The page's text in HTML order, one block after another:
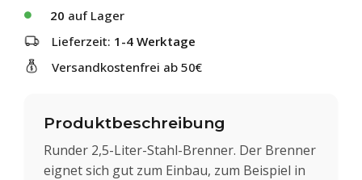
20 auf Lager
Lieferzeit: 1-4 Werktage
Versandkostenfrei ab 50€
Produktbeschreibung
Runder 2,5-Liter-Stahl-Brenner. Der Brenner
eignet sich gut zum Einbau, zum Beispiel in